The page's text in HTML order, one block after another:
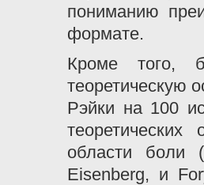
пониманию
формате.
Кроме того,
теоретическую
Рэйки на 100
области
Eisenberg, и